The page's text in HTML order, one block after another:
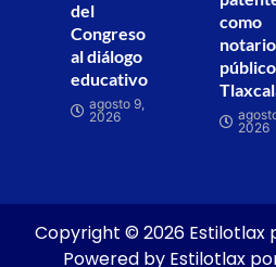
del
Congreso
al diálogo
educativo
agosto 9,
2026
como
notario
2026
Copyright © 2026 Estilotlax
Powered by Estilotlax